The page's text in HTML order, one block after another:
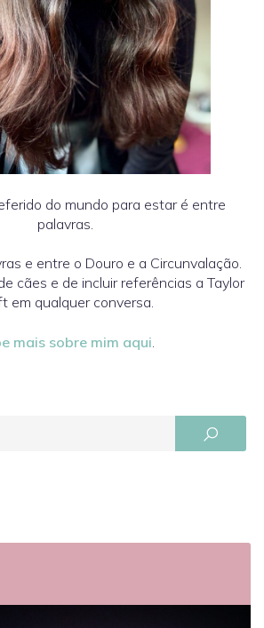
do mundo para estar é entre
palavras.
e entre o Douro e a Circunvalação.
cães e de incluir referências a Taylor
em qualquer conversa.
mais sobre mim aqui.